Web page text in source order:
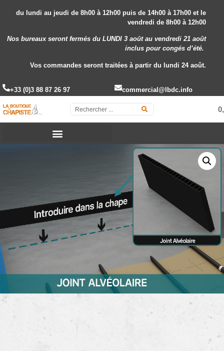
du lundi au jeudi de 8h00 à 12h00 puis de 14h00 à 17h00 et le
vendredi de 8h00 à 12h00
Nos bureaux seront fermés du LUNDI 3 août au vendredi 21 août
incluspour congés d’été.
Vos commandes seront traitées à partir du lundi 24 août.
+33 (0)3 88 87 26 97 commercial@lbdc.info